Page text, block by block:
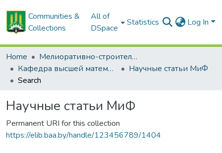
Communities &
Collections
All of
DSpace
Statistics Log In
Home
Мелиоративно-строительный факультет
Кафедра высшей математики и физики
Научные статьи МиФ
Search
Научные статьи МиФ
Permanent URI for this collection
https://elib.baa.by/handle/123456789/1404